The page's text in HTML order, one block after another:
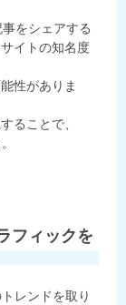
をシェアする
イトの知名度
性がありま
ることで、
フィックを
レンドを取り